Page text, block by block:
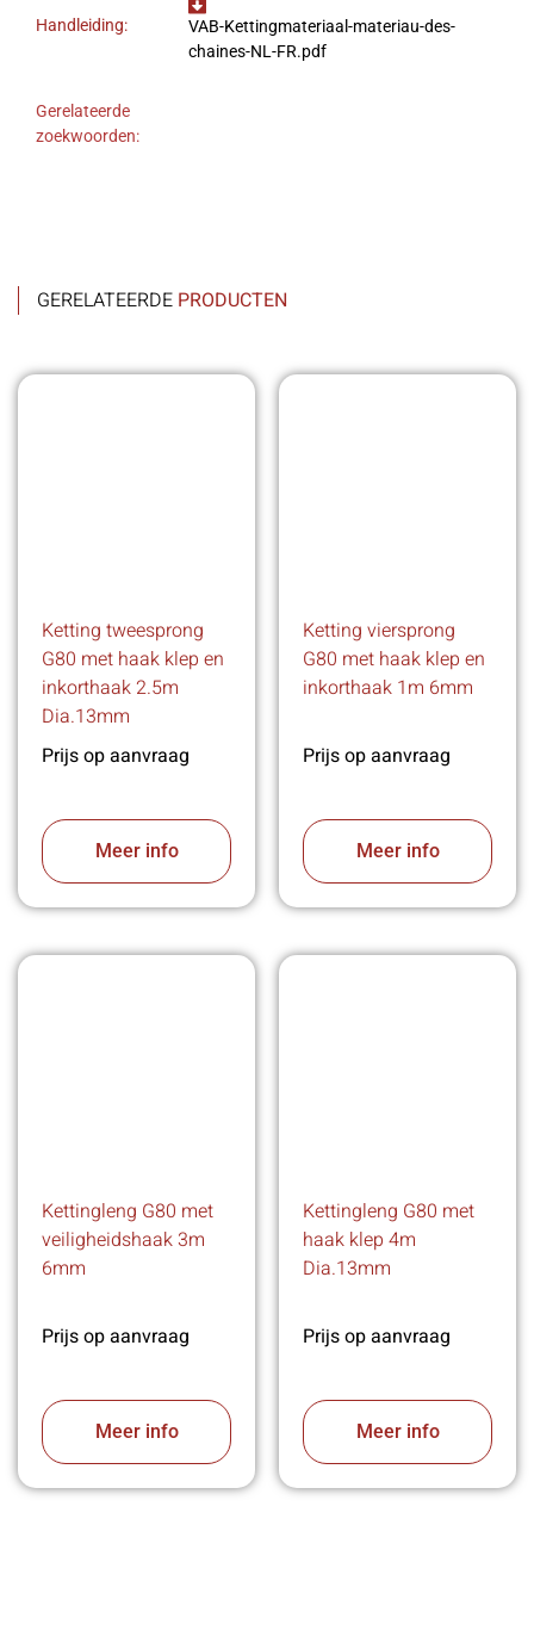
Handleiding:
VAB-Kettingmateriaal-materiau-des-
chaines-NL-FR.pdf
Gerelateerde
zoekwoorden:
GERELATEERDE PRODUCTEN
Ketting tweesprong
G80 met haak klep en
inkorthaak 2.5m
Dia.13mm
Prijs op aanvraag
Meer info
Ketting viersprong
G80 met haak klep en
inkorthaak 1m 6mm
Prijs op aanvraag
Meer info
Kettingleng G80 met
veiligheidshaak 3m
6mm
Prijs op aanvraag
Meer info
Kettingleng G80 met
haak klep 4m
Dia.13mm
Prijs op aanvraag
Meer info